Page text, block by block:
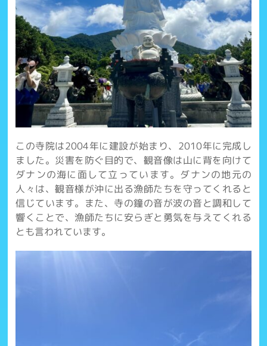
この寺院は2004年に建設が始まり、2010年に完成し
ました。災害を防ぐ目的で、観音像は山に背を向けて
ダナンの海に面して立っています。ダナンの地元の
人々は、観音様が沖に出る漁師たちを守ってくれると
信じています。また、寺の鐘の音が波の音と調和して
響くことで、漁師たちに安らぎと勇気を与えてくれる
とも言われています。